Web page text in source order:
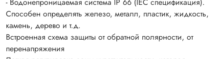
Способен определять железо, металл, пластик, жидкость,
камень, дерево и т.д.
Встроенная схема защиты от обратной полярности, от
перенапряжения